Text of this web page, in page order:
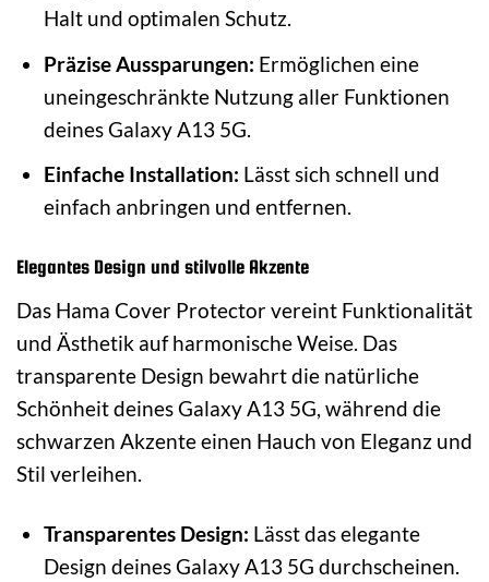
Halt und optimalen Schutz.
Präzise Aussparungen: Ermöglichen eine
uneingeschränkte Nutzung aller Funktionen
deines Galaxy A13 5G.
Einfache Installation: Lässt sich schnell und
einfach anbringen und entfernen.
Elegantes Design und stilvolle Akzente
Das Hama Cover Protector vereint Funktionalität
und Ästhetik auf harmonische Weise. Das
transparente Design bewahrt die natürliche
Schönheit deines Galaxy A13 5G, während die
schwarzen Akzente einen Hauch von Eleganz und
Stil verleihen.
Transparentes Design: Lässt das elegante
Design deines Galaxy A13 5G durchscheinen.